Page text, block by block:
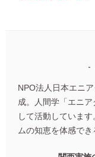
NPO法人日本エニ
成。人間学「エニ
して活動していま
ムの知恵を体感で